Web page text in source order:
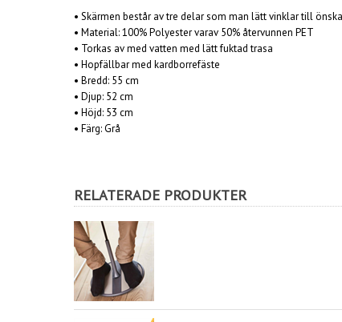
• Skärmen består av tre delar som man lätt vinklar till
• Material: 100% Polyester varav 50% återvunnen PET
• Torkas av med vatten med lätt fuktad trasa
• Hopfällbar med kardborrefäste
• Bredd: 55 cm
• Djup: 52 cm
• Höjd: 53 cm
• Färg: Grå
RELATERADE PRODUKTER